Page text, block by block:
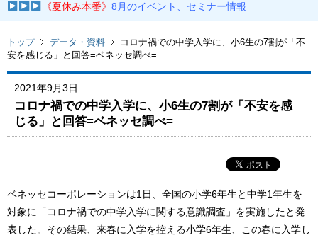
《夏休み本番》8月のイベント、セミナー情報
トップ データ・資料
コロナ禍での中学入学に、小6生の7割が「不
安を感じる」と回答=ベネッセ調べ=
2021年9月3日
コロナ禍での中学入学に、小6生の7割が「不安を感
じる」と回答=ベネッセ調べ=
ベネッセコーポレーションは1日、全国の小学6年生と中学1年生を
対象に「コロナ禍での中学入学に関する意識調査」を実施したと発
表した。その結果、来春に入学を控える小学6年生、この春に入学し